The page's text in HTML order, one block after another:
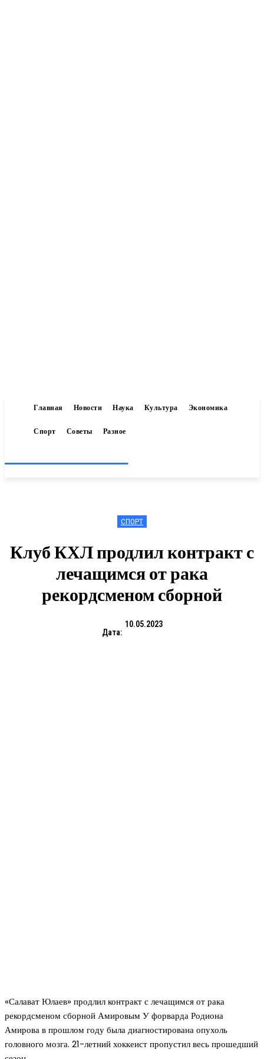
Главная Новости Наука Культура Экономика
Спорт Советы Разное
СПОРТ
Клуб КХЛ продлил контракт с
лечащимся от рака
рекордсменом сборной
Дата:
10.05.2023
«Салават Юлаев» продлил контракт с лечащимся от рака
рекордсменом сборной Амировым У форварда Родиона
Амирова в прошлом году была диагностирована опухоль
головного мозга. 21-летний хоккеист пропустил весь прошедший